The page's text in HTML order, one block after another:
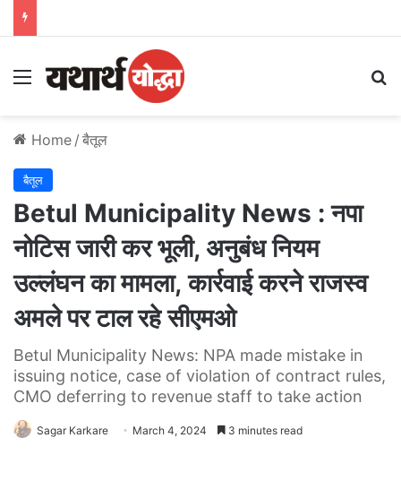
Menu
Home / बैतूल
बैतूल
Betul Municipality News : नपा
नोटिस जारी कर भूली, अनुबंध नियम
उल्लंघन का मामला, कार्रवाई करने राजस्व
अमले पर टाल रहे सीएमओ
Betul Municipality News: NPA made mistake in
issuing notice, case of violation of contract rules,
CMO deferring to revenue staff to take action
Sagar Karkare March 4, 2024 3 minutes read